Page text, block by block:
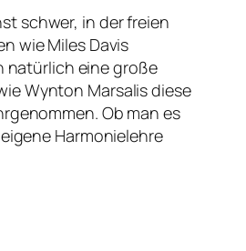
schwer, in der freien
wie Miles Davis
natürlich eine große
Wynton Marsalis diese
Ob man es
Harmonielehre